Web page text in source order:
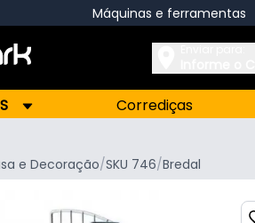
Máquinas e ferramentas
Corrediças
e Decoração/SKU 746/Bredal